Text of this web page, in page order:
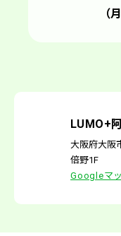
（
LUMO+
大阪府大阪
倍野1F
Googleマ